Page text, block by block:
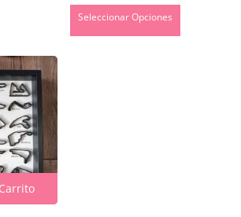
productos en el carrito.
Go To Shop
Seleccionar Opciones